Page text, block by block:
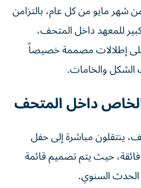
شهر مايو من كل عام، بالتزامن
للمعهد داخل المتحف،
على إطلالات مصممة خصيصاً
والخامات.
داخل المتحف
ينتقلون مباشرة إلى حفل
حيث يتم تصميم قائمة
السنوي.